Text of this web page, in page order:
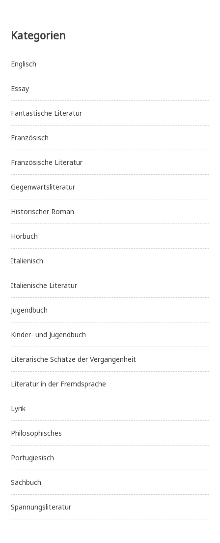
Kategorien
Englisch
Essay
Fantastische Literatur
Französisch
Französische Literatur
Gegenwartsliteratur
Historischer Roman
Hörbuch
Italienisch
Italienische Literatur
Jugendbuch
Kinder- und Jugendbuch
Literarische Schätze der Vergangenheit
Literatur in der Fremdsprache
Lyrik
Philosophisches
Portugiesisch
Sachbuch
Spannungsliteratur